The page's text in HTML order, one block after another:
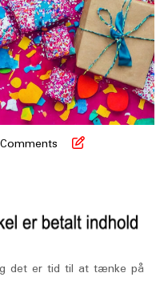
det er tid til at tænke på